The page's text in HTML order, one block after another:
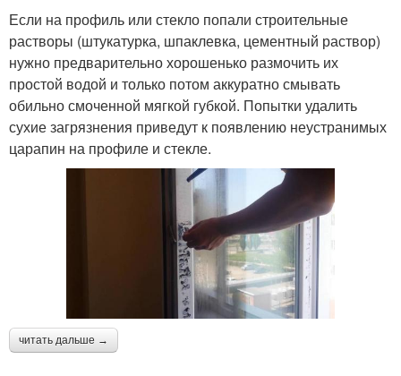
Если на профиль или стекло попали строительные
растворы (штукатурка, шпаклевка, цементный раствор)
нужно предварительно хорошенько размочить их
простой водой и только потом аккуратно смывать
обильно смоченной мягкой губкой. Попытки удалить
сухие загрязнения приведут к появлению неустранимых
царапин на профиле и стекле.
читать дальше →